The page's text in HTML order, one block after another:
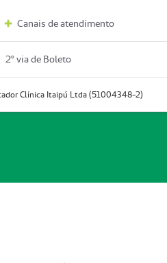
Canais de atendimento
2º via de Boleto
Clínica Itaipú Ltda (51004348-2)